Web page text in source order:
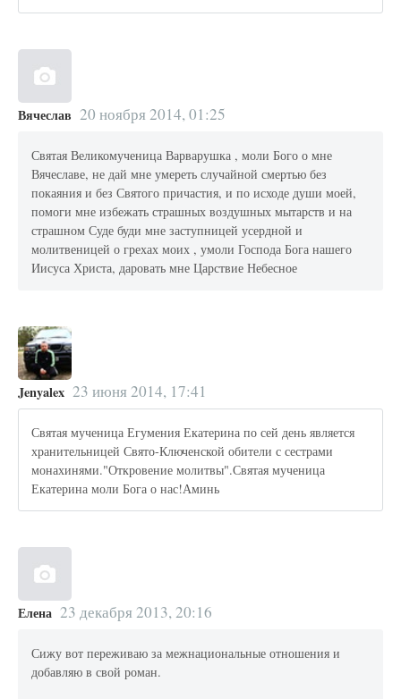
Вячеслав 20 ноября 2014, 01:25
Святая Великомученица Варварушка , моли Бого о мне
Вячеславе, не дай мне умереть случайной смертью без
покаяния и без Святого причастия, и по исходе души моей,
помоги мне избежать страшных воздушных мытарств и на
страшном Суде буди мне заступницей усердной и
молитвеницей о грехах моих , умоли Господа Бога нашего
Иисуса Христа, даровать мне Царствие Небесное
Jenyalex 23 июня 2014, 17:41
Святая мученица Егумения Екатерина по сей день является
хранительницей Свято-Ключенской обители с сестрами
монахинями."Откровение молитвы".Святая мученица
Екатерина моли Бога о нас!Аминь
Елена 23 декабря 2013, 20:16
Сижу вот переживаю за межнациональные отношения и
добавляю в свой роман.